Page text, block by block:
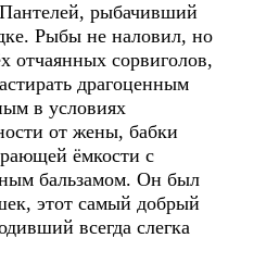
рыбачивший
Рыбы не наловил, но
отчаянных сорвиголов,
драгоценным
в условиях
от жены, бабки
ёмкости с
бальзамом. Он был
этот самый добрый
всегда слегка